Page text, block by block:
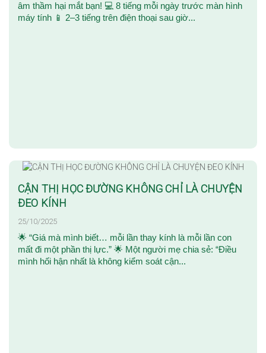
âm thầm hại mắt bạn! 💻 8 tiếng mỗi ngày trước màn hình
máy tính 📱 2–3 tiếng trên điện thoại sau giờ...
CẬN THỊ HỌC ĐƯỜNG KHÔNG CHỈ LÀ CHUYỆN
ĐEO KÍNH
25/10/2025
🌟 “Giá mà mình biết… mỗi lần thay kính là mỗi lần con
mất đi một phần thị lực.” 🌟 Một người mẹ chia sẻ: “Điều
mình hối hận nhất là không kiểm soát cận...